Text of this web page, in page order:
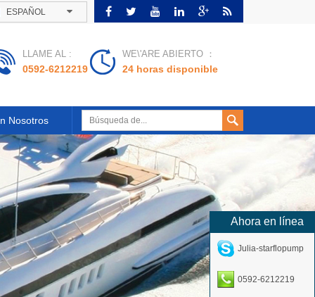
ESPAÑOL
LLAME AL :
0592-6212219
WE\'ARE ABIERTO ：
24 horas disponible
Nosotros
Ahora en línea
Julia-starflopump
0592-6212219